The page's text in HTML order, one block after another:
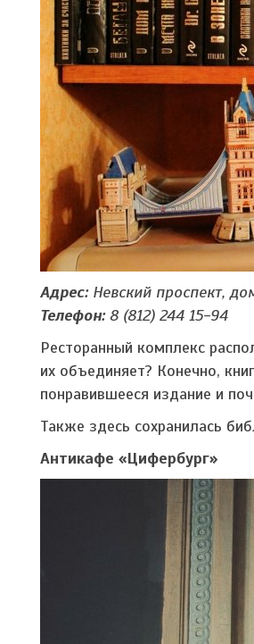
Адрес:Невский проспект,
Телефон:8 (812) 244 15-94
Ресторанный комплекс
их объединяет? Конечно,
понравившееся издание и
Также здесь сохранилась
Антикафе «Цифербург»